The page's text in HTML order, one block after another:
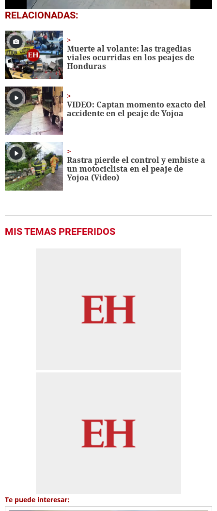
0
seconds
13
seconds
RELACIONADAS:
Muerte al volante: las tragedias
viales ocurridas en los peajes de
Honduras
VIDEO: Captan momento exacto del
accidente en el peaje de Yojoa
Rastra pierde el control y embiste a
un motociclista en el peaje de
Yojoa (Video)
MIS TEMAS PREFERIDOS
Te puede interesar: